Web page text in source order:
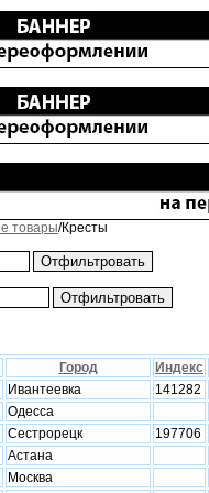
товары/Кресты
Город Индекс
Ивантеевка
141282
Одесса
Сестрорецк
197706
Астана
Москва